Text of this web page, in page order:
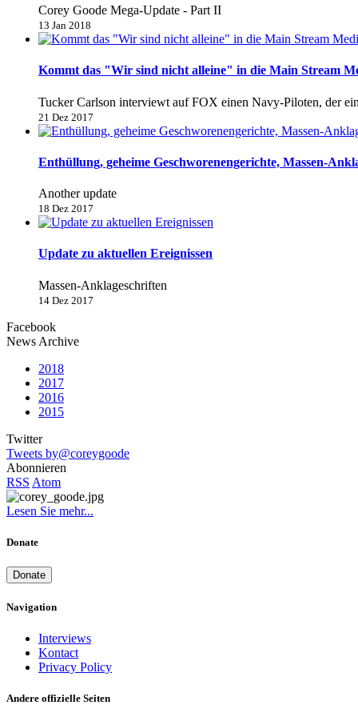
Corey Goode Mega-Update - Part II
13 Jan 2018
Kommt das "Wir sind nicht alleine" in die Main Stream
Tucker Carlson interviewt auf FOX einen Navy-Piloten, der
21 Dez 2017
Enthüllung, geheime Geschworenengerichte, Massen-
Another update
18 Dez 2017
Update zu aktuellen Ereignissen
Massen-Anklageschriften
14 Dez 2017
Facebook
News Archive
2018
2017
2016
2015
Twitter
Tweets by@coreygoode
Abonnieren
RSS Atom
Lesen Sie mehr...
Donate
Donate
Navigation
Interviews
Kontact
Privacy Policy
Andere offizielle Seiten